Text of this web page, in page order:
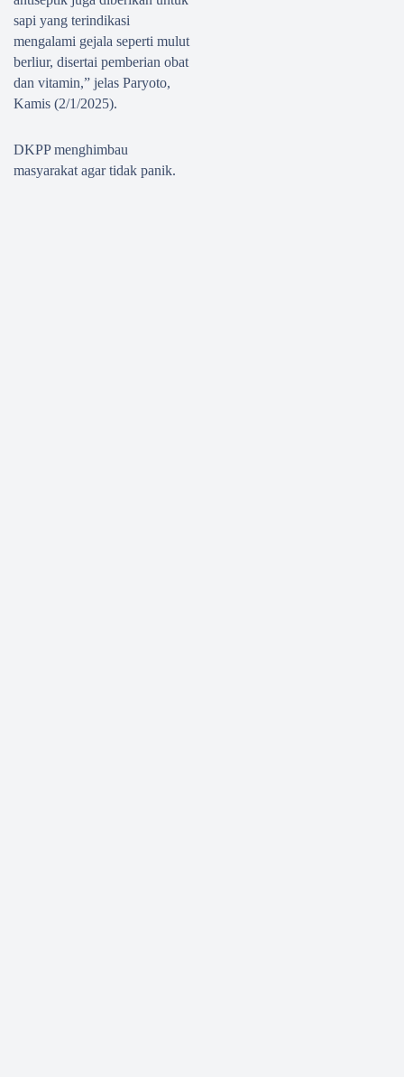
sapi yang terindikasi
mengalami gejala seperti mulut
berliur, disertai pemberian obat
dan vitamin,” jelas Paryoto,
Kamis (2/1/2025).
DKPP menghimbau
masyarakat agar tidak panik.